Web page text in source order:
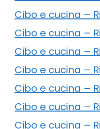
Cibo e cucina –
Cibo e cucina –
Cibo e cucina –
Cibo e cucina –
Cibo e cucina –
Cibo e cucina –
Cibo e cucina –